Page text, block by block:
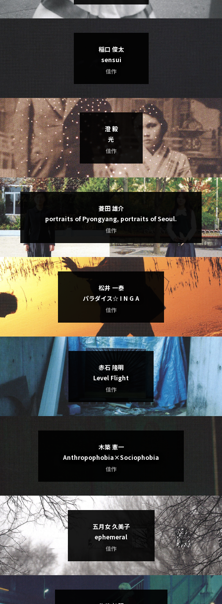
稲口 俊太
sensui
佳作
澄 毅
光
佳作
菱田 雄介
portraits of Pyongyang, portraits of Seoul.
佳作
松井 一泰
パラダイス☆ I N G A
佳作
赤石 隆明
Level Flight
佳作
木築 憲一
Anthropophobia×Sociophobia
佳作
五月女 久美子
ephemeral
佳作